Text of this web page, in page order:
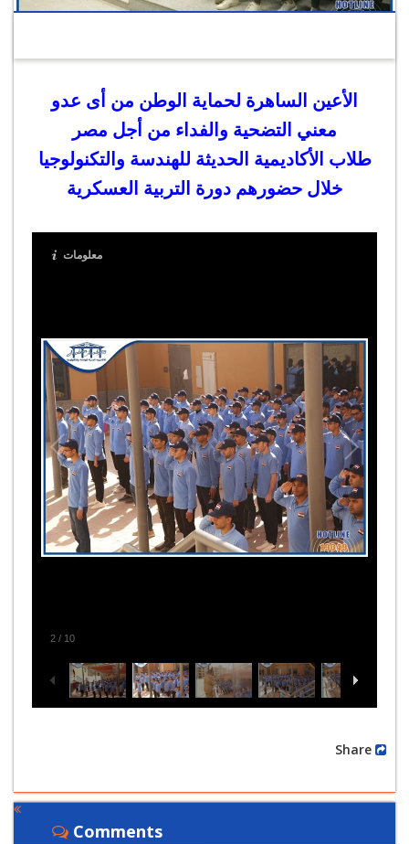
الأعين الساهرة لحماية الوطن من أى عدو
معني التضحية والفداء من أجل مصر
طلاب الأكاديمية الحديثة للهندسة والتكنولوجيا
خلال حضورهم دورة التربية العسكرية
2 / 10
معلومات
Comments